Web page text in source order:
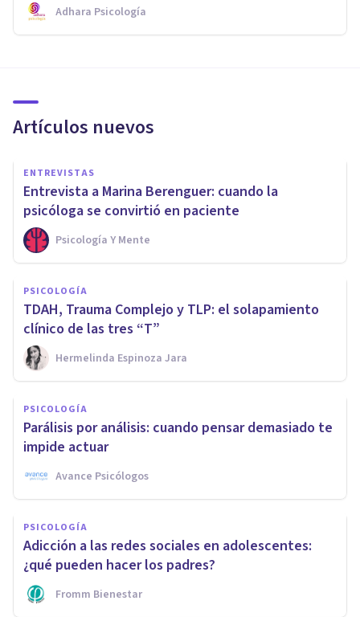
Adhara Psicología
Artículos nuevos
ENTREVISTAS
Entrevista a Marina Berenguer: cuando la
psicóloga se convirtió en paciente
Psicología Y Mente
PSICOLOGÍA
TDAH, Trauma Complejo y TLP: el solapamiento
clínico de las tres “T”
Hermelinda Espinoza Jara
PSICOLOGÍA
Parálisis por análisis: cuando pensar demasiado te
impide actuar
Avance Psicólogos
PSICOLOGÍA
Adicción a las redes sociales en adolescentes:
¿qué pueden hacer los padres?
Fromm Bienestar